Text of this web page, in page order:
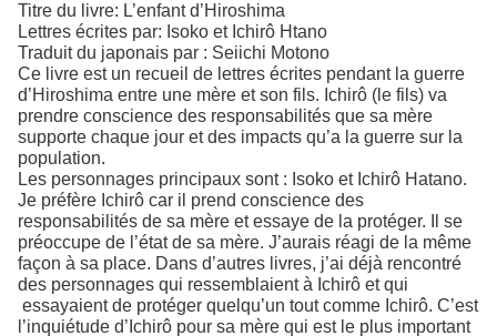
Titre du livre: L’enfant d’Hiroshima
Lettres écrites par: Isoko et Ichirô Htano
Traduit du japonais par : Seiichi Motono
Ce livre est un recueil de lettres écrites pendant la guerre
d’Hiroshima entre une mère et son fils. Ichirô (le fils) va
prendre conscience des responsabilités que sa mère
supporte chaque jour et des impacts qu’a la guerre sur la
population.
Les personnages principaux sont : Isoko et Ichirô Hatano.
Je préfère Ichirô car il prend conscience des
responsabilités de sa mère et essaye de la protéger. Il se
préoccupe de l’état de sa mère. J’aurais réagi de la même
façon à sa place. Dans d’autres livres, j’ai déjà rencontré
des personnages qui ressemblaient à Ichirô et qui
essayaient de protéger quelqu’un tout comme Ichirô. C’est
l’inquiétude d’Ichirô pour sa mère qui est le plus important